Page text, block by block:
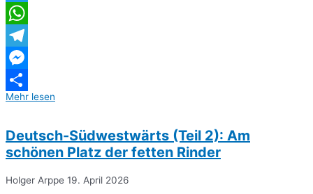
Twitter
WhatsApp
Telegram
Messenger
Teilen
Mehr lesen
Deutsch-Südwestwärts (Teil 2): Am
schönen Platz der fetten Rinder
Holger Arppe 19. April 2026